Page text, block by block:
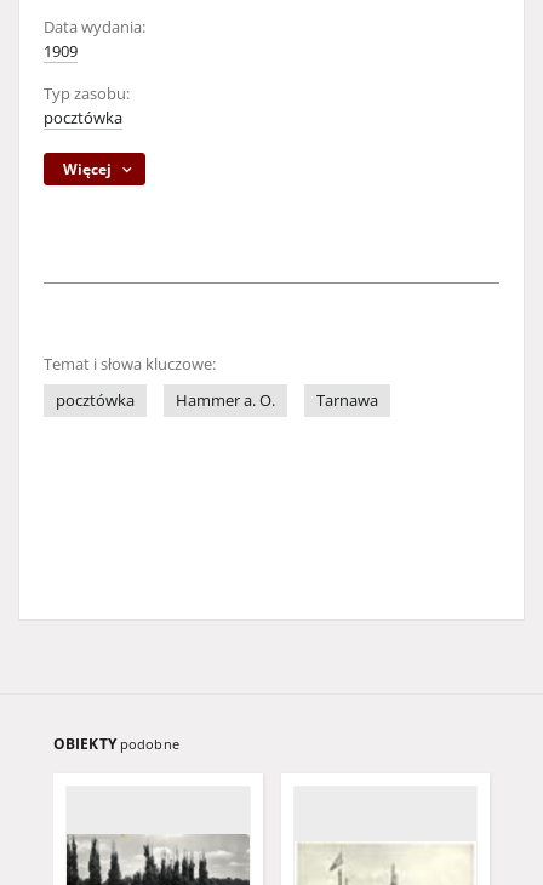
Data wydania:
1909
Typ zasobu:
pocztówka
Więcej
Temat i słowa kluczowe:
pocztówka
Hammer a. O. Tarnawa
OBIEKTY podobne